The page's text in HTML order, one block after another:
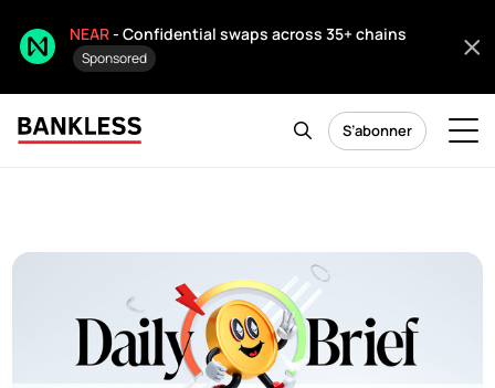
NEAR- Confidential swaps across 35+ chains
Sponsored
S’abonner